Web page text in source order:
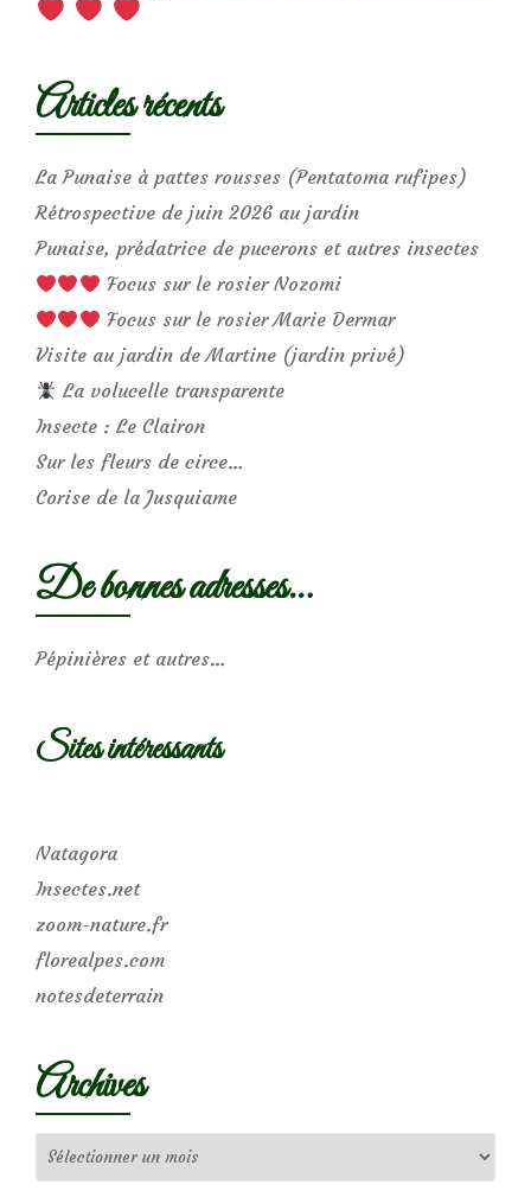
Articles récents
La Punaise à pattes rousses (Pentatoma rufipes)
Rétrospective de juin 2026 au jardin
Punaise, prédatrice de pucerons et autres insectes
Focus sur le rosier Nozomi
Focus sur le rosier Marie Dermar
Visite au jardin de Martine (jardin privé)
La volucelle transparente
Insecte : Le Clairon
Sur les fleurs de circe…
Corise de la Jusquiame
De bonnes adresses…
Pépinières et autres…
Sites intéressants
Natagora
Insectes.net
zoom-nature.fr
florealpes.com
notesdeterrain
Archives